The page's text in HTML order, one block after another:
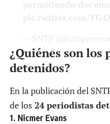
¿Quiénes son los
detenidos?
En la publicación del
de los 24 periodistas
1. Nicmer Evans